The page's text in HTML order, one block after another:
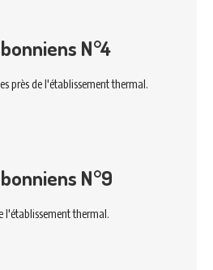
N°4
près de l'établissement thermal.
N°9
l'établissement thermal.